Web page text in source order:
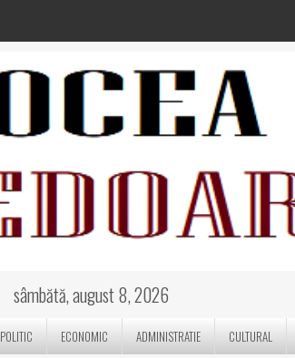
sâmbătă, august 8, 2026
POLITIC ECONOMIC ADMINISTRATIE CULTURAL